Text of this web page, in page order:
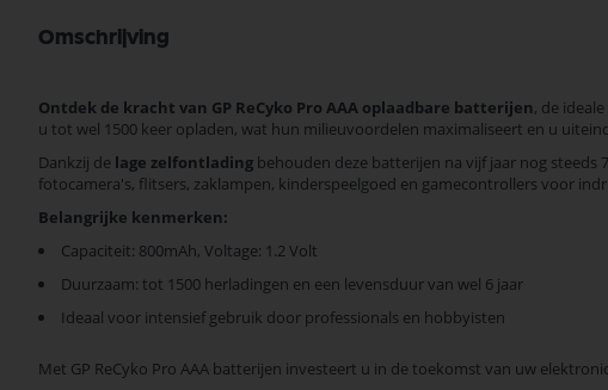
Omschrijving
Ontdek de kracht van GP ReCyko Pro AAA oplaadbare batterijen, de
u tot wel 1500 keer opladen, wat hun milieuvoordelen maximaliseert en u
Dankzij de lage zelfontlading behouden deze batterijen na vijf jaar nog steeds
fotocamera's, flitsers, zaklampen, kinderspeelgoed en gamecontrollers voor
Belangrijke kenmerken:
Capaciteit: 800mAh, Voltage: 1.2 Volt
Duurzaam: tot 1500 herladingen en een levensduur van wel 6 jaar
Ideaal voor intensief gebruik door professionals en hobbyisten
Met GP ReCyko Pro AAA batterijen investeert u in de toekomst van uw